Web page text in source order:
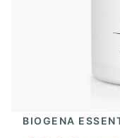
BIOGENA